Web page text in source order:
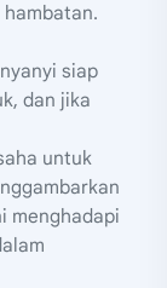
siap
dan jika
untuk
menghadapi